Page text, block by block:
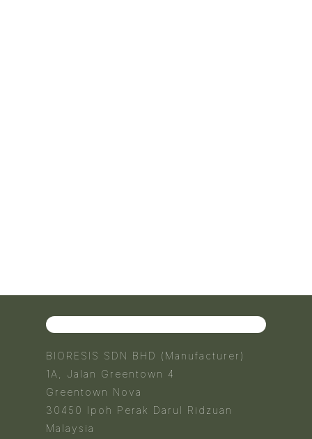
BIORESIS SDN BHD (Manufacturer)
1A, Jalan Greentown 4
Greentown Nova
30450 Ipoh Perak Darul Ridzuan
Malaysia